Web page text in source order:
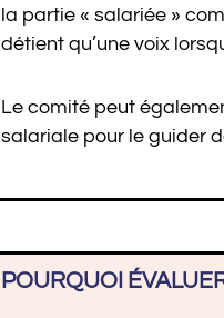
la partie « salariée »
détient qu’une voix
Le comité peut
salariale pour le guider
POURQUOI